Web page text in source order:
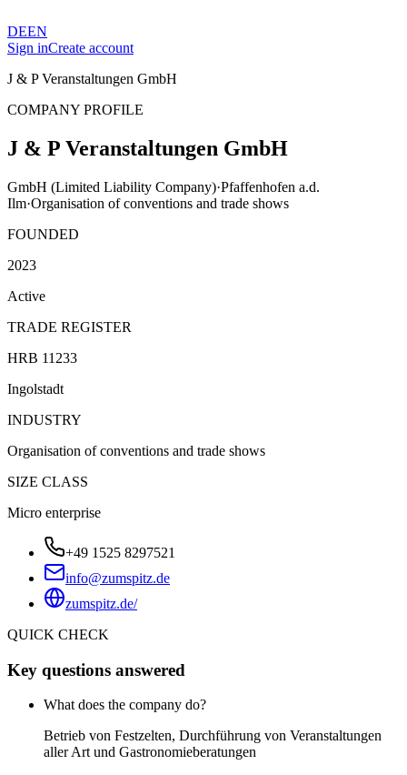
DEEN
Sign inCreate account
J & P Veranstaltungen GmbH
COMPANY PROFILE
J & P Veranstaltungen GmbH
GmbH (Limited Liability Company)·Pfaffenhofen a.d.
Ilm·Organisation of conventions and trade shows
FOUNDED
2023
Active
TRADE REGISTER
HRB 11233
Ingolstadt
INDUSTRY
Organisation of conventions and trade shows
SIZE CLASS
Micro enterprise
+49 1525 8297521
info@zumspitz.de
zumspitz.de/
QUICK CHECK
Key questions answered
What does the company do?
Betrieb von Festzelten, Durchführung von Veranstaltungen
aller Art und Gastronomieberatungen